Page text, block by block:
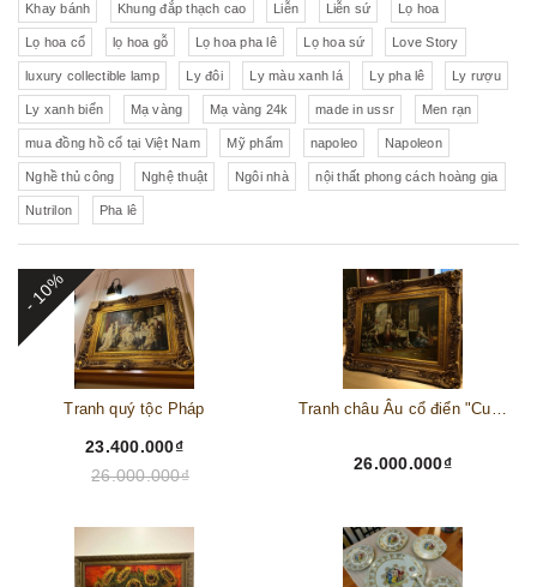
Khay bánh Khung đắp thạch cao Liễn Liễn sứ Lọ hoa
Lọ hoa cổ lọ hoa gỗ Lọ hoa pha lê Lọ hoa sứ Love Story
luxury collectible lamp Ly đôi Ly màu xanh lá Ly pha lê Ly rượu
Ly xanh biển Mạ vàng Mạ vàng 24k made in ussr Men rạn
mua đồng hồ cổ tại Việt Nam Mỹ phẩm napoleo Napoleon
Nghề thủ công Nghệ thuật Ngôi nhà nội thất phong cách hoàng gia
Nutrilon Pha lê
- 10%
Tranh quý tộc Pháp
23.400.000₫
26.000.000₫
Tranh châu Âu cổ điển "Cuộc sống lao động"
26.000.000₫